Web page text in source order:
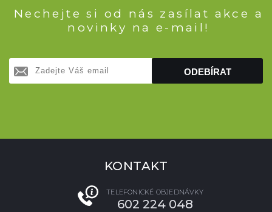
Nechejte si od nás zasílat akce a
novinky na e-mail!
ODEBÍRAT
KONTAKT
TELEFONICKÉ OBJEDNÁVKY
602 224 048